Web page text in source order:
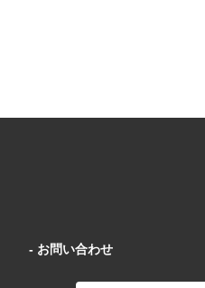
- お問い合わせ